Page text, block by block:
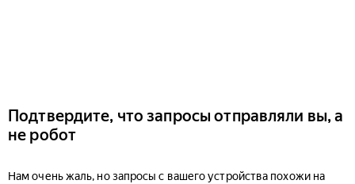
Подтвердите, что запросы отправляли вы, а
не робот
Нам очень жаль, но запросы с вашего устройства похожи на